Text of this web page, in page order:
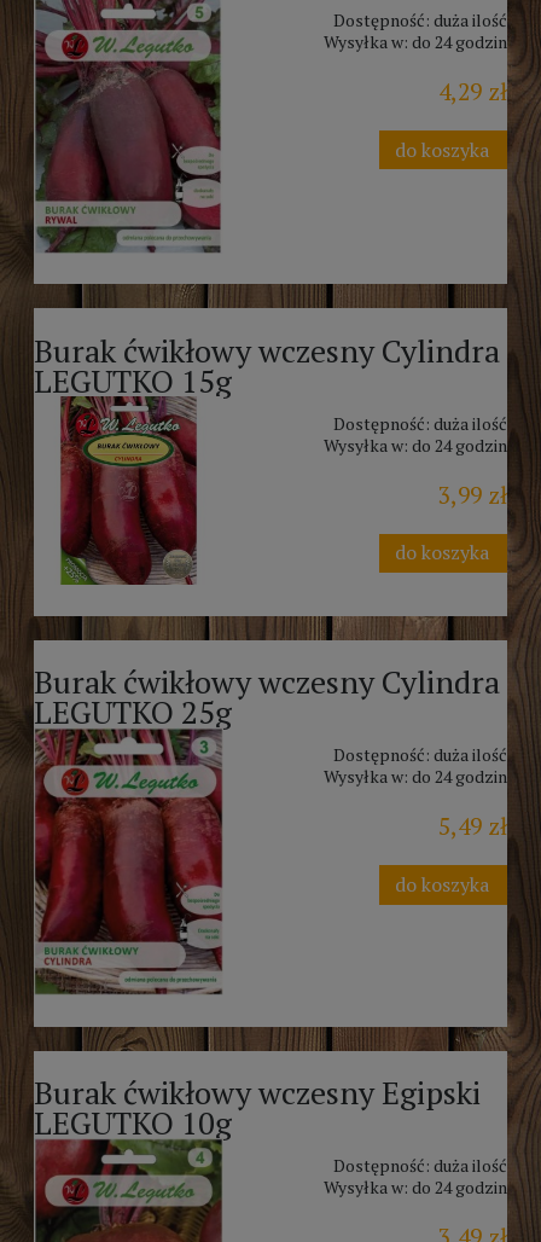
Dostępność: duża ilość
Wysyłka w: do 24 godzin
4,29 zł
do koszyka
Burak ćwikłowy wczesny Cylindra
LEGUTKO 15g
Dostępność: duża ilość
Wysyłka w: do 24 godzin
3,99 zł
do koszyka
Burak ćwikłowy wczesny Cylindra
LEGUTKO 25g
Dostępność: duża ilość
Wysyłka w: do 24 godzin
5,49 zł
do koszyka
Burak ćwikłowy wczesny Egipski
LEGUTKO 10g
Dostępność: duża ilość
Wysyłka w: do 24 godzin